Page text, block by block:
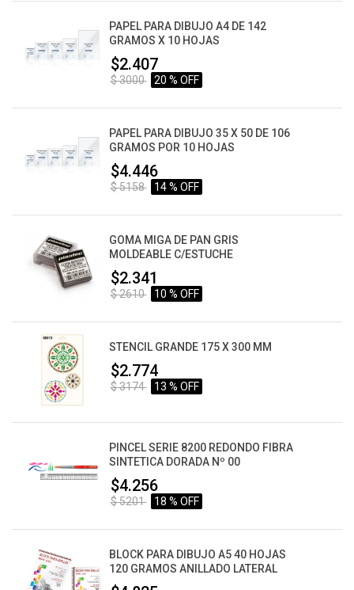
PAPEL PARA DIBUJO A4 DE 142
GRAMOS X 10 HOJAS
$2.407
$ 3000 20 % OFF
PAPEL PARA DIBUJO 35 X 50 DE 106
GRAMOS POR 10 HOJAS
$4.446
$ 5158 14 % OFF
GOMA MIGA DE PAN GRIS
MOLDEABLE C/ESTUCHE
$2.341
$ 2610 10 % OFF
STENCIL GRANDE 175 X 300 MM
$2.774
$ 3174 13 % OFF
PINCEL SERIE 8200 REDONDO FIBRA
SINTETICA DORADA Nº 00
$4.256
$ 5201 18 % OFF
BLOCK PARA DIBUJO A5 40 HOJAS
120 GRAMOS ANILLADO LATERAL